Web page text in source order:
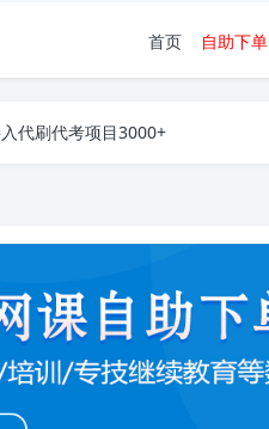
首页 自助下单
代刷代考项目3000+
代刷代考项目3000+